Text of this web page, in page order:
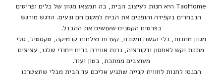
TaoHome היא חנות לעיצוב הבית, בה תמצאו מגוון של כלים ופריטים
הנבחרים בקפידה והופכים את הבית למקום חם ונעים. הדגש מורגש
בפרטים הקטנים שעושים את ההבדל.
מגוון מתנות, כלי הגשה ומטבח, קערות וצלחות קרמיקה, טקסטיל, סלי
מתכת וקש לאחסון ודקורציה, נרות אווירה בריח ייחודי שלנו, עציצים
מעוצבים ממתכת, בטון ועוד.
הכנסו לחנות לחווית קנייה שתגיע אליכם עד הבית מבלי שתצטרכו